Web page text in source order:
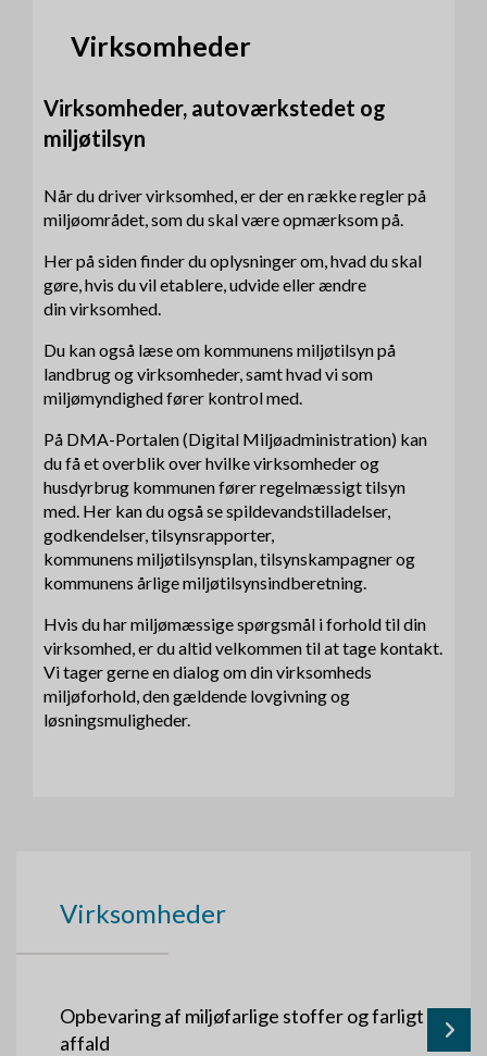
Virksomheder
Virksomheder, autoværkstedet og
miljøtilsyn
Når du driver virksomhed, er der en række regler på
miljøområdet, som du skal være opmærksom på.
Her på siden finder du oplysninger om, hvad du skal
gøre, hvis du vil etablere, udvide eller ændre
din virksomhed.
Du kan også læse om kommunens miljøtilsyn på
landbrug og virksomheder, samt hvad vi som
miljømyndighed fører kontrol med.
På DMA-Portalen (Digital Miljøadministration) kan
du få et overblik over hvilke virksomheder og
husdyrbrug kommunen fører regelmæssigt tilsyn
med. Her kan du også se spildevandstilladelser,
godkendelser, tilsynsrapporter,
kommunens miljøtilsynsplan, tilsynskampagner og
kommunens årlige miljøtilsynsindberetning.
Hvis du har miljømæssige spørgsmål i forhold til din
virksomhed, er du altid velkommen til at tage kontakt.
Vi tager gerne en dialog om din virksomheds
miljøforhold, den gældende lovgivning og
løsningsmuligheder.
Virksomheder
Opbevaring af miljøfarlige stoffer og farligt
affald